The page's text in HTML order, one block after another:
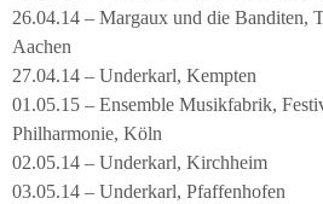
26.04.14 – Margaux und die Banditen,
Aachen
27.04.14 – Underkarl, Kempten
01.05.15 – Ensemble Musikfabrik,
Philharmonie, Köln
02.05.14 – Underkarl, Kirchheim
03.05.14 – Underkarl, Pfaffenhofen